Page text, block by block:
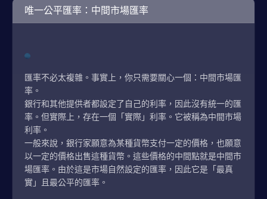
唯一公平匯率：中間市場匯率
匯率不必太複雜。事實上，你只需要關心一個：中間市場匯
率。
銀行和其他提供者都設定了自己的利率，因此沒有統一的匯
率。但實際上，存在一個「實際」利率。它被稱為中間市場
利率。
一般來說，銀行家願意為某種貨幣支付一定的價格，也願意
以一定的價格出售這種貨幣。這些價格的中間點就是中間市
場匯率。由於這是市場自然設定的匯率，因此它是「最真
實」且最公平的匯率。